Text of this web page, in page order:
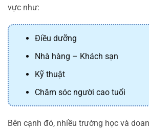
vực như:
Điều dưỡng
Nhà hàng – Khách sạn
Kỹ thuật
Chăm sóc người cao tuổi
Bên cạnh đó, nhiều trường học và